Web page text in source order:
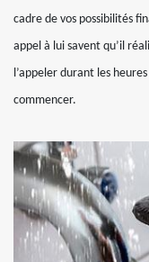
cadre de vos possibilités
appel à lui savent qu’il
l’appeler durant les
commencer.